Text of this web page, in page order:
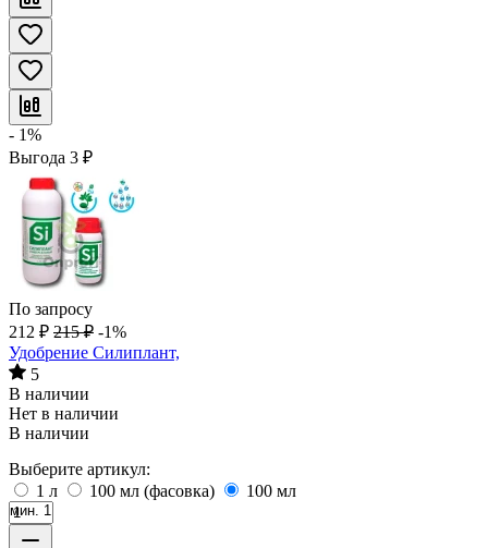
- 1%
Выгода 3 ₽
По запросу
212 ₽ 215 ₽ -1%
Удобрение Силиплант,
5
В наличии
Нет в наличии
В наличии
Выберите артикул:
1 л
100 мл (фасовка) 100 мл
мин. 1